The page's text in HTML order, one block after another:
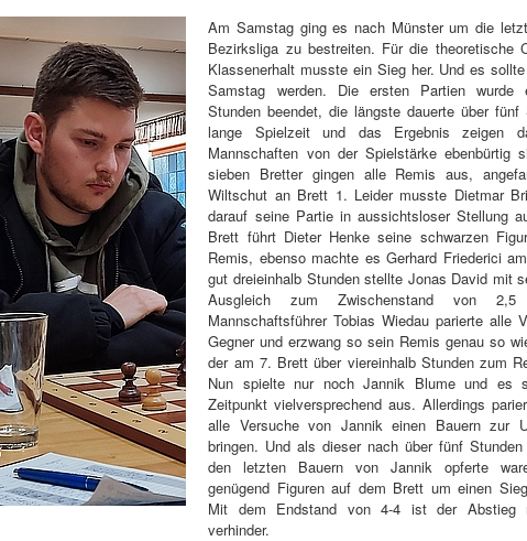
Am Samstag ging es nach Münster um die
Bezirksliga zu bestreiten. Für die theoretische
Klassenerhalt musste ein Sieg her. Und es
Samstag werden. Die ersten Partien wurde
Stunden beendet, die längste dauerte über fünf
lange Spielzeit und das Ergebnis zeigen
Mannschaften von der Spielstärke ebenbürtig
sieben Bretter gingen alle Remis aus,
Wiltschut an Brett 1. Leider musste Dietmar
darauf seine Partie in aussichtsloser Stellung
Brett führt Dieter Henke seine schwarzen
Remis, ebenso machte es Gerhard Friederici
gut dreieinhalb Stunden stellte Jonas David mit
Ausgleich zum Zwischenstand von
Mannschaftsführer Tobias Wiedau parierte alle
Gegner und erzwang so sein Remis genau so
der am 7. Brett über viereinhalb Stunden zum
Nun spielte nur noch Jannik Blume und es
Zeitpunkt vielversprechend aus. Allerdings
alle Versuche von Jannik einen Bauern zur
bringen. Und als dieser nach über fünf
den letzten Bauern von Jannik opferte
genügend Figuren auf dem Brett um einen
Mit dem Endstand von 4-4 ist der Abstieg
verhinder.